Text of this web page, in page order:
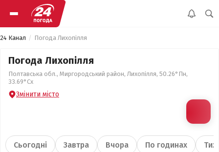
24 Канал Погода Лихопілля
Погода Лихопілля
Полтавська обл., Миргородський район, Лихопілля, 50.26°Пн,
33.69°Сх
Змінити місто
Сьогодні Завтра Вчора По годинах